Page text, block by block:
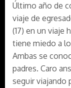
Último año de
viaje de
(17) en un viaje
tiene miedo a
Ambas se
padres. Caro
seguir viajando